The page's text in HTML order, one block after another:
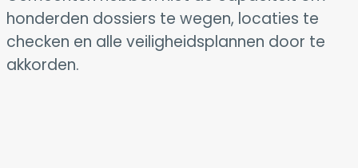
honderden dossiers te wegen, locaties te
checken en alle veiligheidsplannen door te
akkorden.